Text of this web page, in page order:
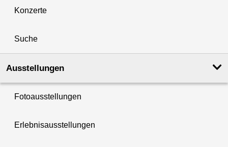
Konzerte
Suche
Ausstellungen
Fotoausstellungen
Erlebnisausstellungen